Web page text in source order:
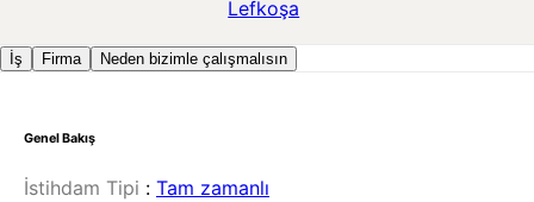
Lefkoşa
İş Firma Neden bizimle çalışmalısın
Genel Bakış
İstihdam Tipi : Tam zamanlı